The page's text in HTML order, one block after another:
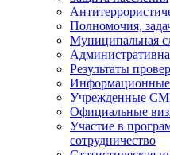
Полномочия,
Муниципальная
Результаты
Учрежденные
Официальные
Участие в
сотрудничество